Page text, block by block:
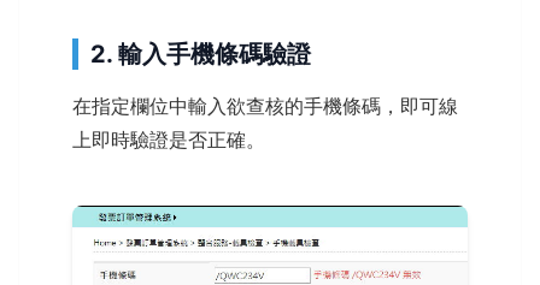
2. 輸入手機條碼驗證
在指定欄位中輸入欲查核的手機條碼，即可線
上即時驗證是否正確。